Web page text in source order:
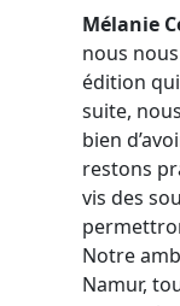
Mélanie
nous
édition
suite,
bien
restons
vis des
Notre
Namur,